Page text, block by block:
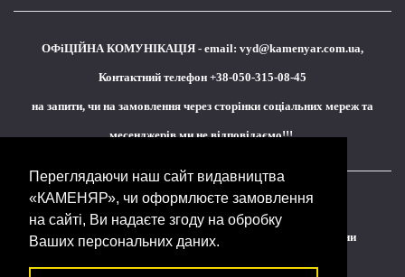
Переглядаючи наш сайт видавництва
«КАМЕНЯР», чи оформлюєте замовлення
на сайті, Ви надаєте згоду на обробку
Ваших персональних даних.
ОФіЦІЙНА КОМУНІКАЦІЯ - email: vyd@kamenyar.com.ua,
Контактний телефон +38-050-315-08-45
на запити, чи на замовлення через сторінки соціальних мереж та
месенджерів ми не відповідаємо!!!
Кожне наше видання - це внесок у спротив,
у збереження ідентичності та неминучу перемогу України
(видавництво «КАМЕНЯР»)